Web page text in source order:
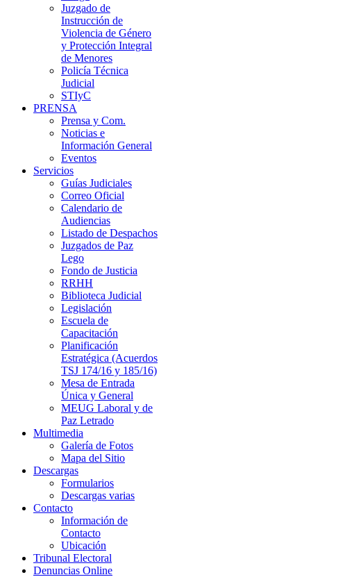
Juzgado de
Instrucción de
Violencia de Género
y Protección Integral
de Menores
Policía Técnica
Judicial
STIyC
PRENSA
Prensa y Com.
Noticias e
Información General
Eventos
Servicios
Guías Judiciales
Correo Oficial
Calendario de
Audiencias
Listado de Despachos
Juzgados de Paz
Lego
Fondo de Justicia
RRHH
Biblioteca Judicial
Legislación
Escuela de
Capacitación
Planificación
Estratégica (Acuerdos
TSJ 174/16 y 185/16)
Mesa de Entrada
Única y General
MEUG Laboral y de
Paz Letrado
Multimedia
Galería de Fotos
Mapa del Sitio
Descargas
Formularios
Descargas varias
Contacto
Información de
Contacto
Ubicación
Tribunal Electoral
Denuncias Online